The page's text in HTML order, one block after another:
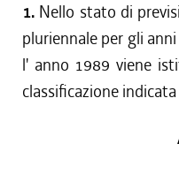
1. Nello stato di
pluriennale per gli
l' anno 1989 viene
classificazione